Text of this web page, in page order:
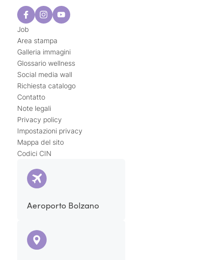
Job
Area stampa
Galleria immagini
Glossario wellness
Social media wall
Richiesta catalogo
Contatto
Note legali
Privacy policy
Impostazioni privacy
Mappa del sito
Codici CIN
Aeroporto Bolzano